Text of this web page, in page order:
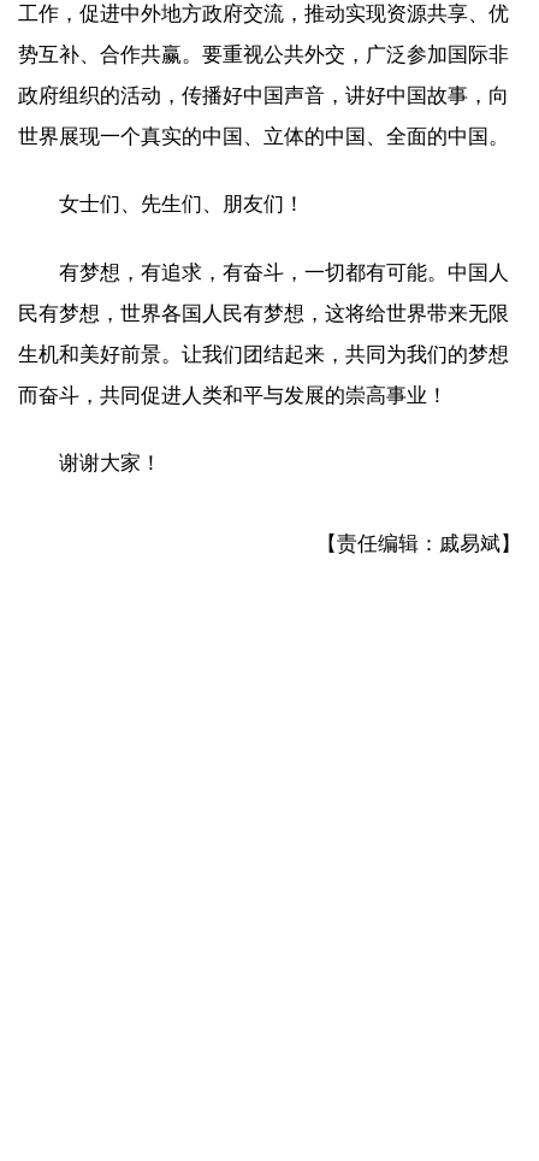
工作，促进中外地方政府交流，推动实现资源共享、优
势互补、合作共赢。要重视公共外交，广泛参加国际非
政府组织的活动，传播好中国声音，讲好中国故事，向
世界展现一个真实的中国、立体的中国、全面的中国。
女士们、先生们、朋友们！
有梦想，有追求，有奋斗，一切都有可能。中国人
民有梦想，世界各国人民有梦想，这将给世界带来无限
生机和美好前景。让我们团结起来，共同为我们的梦想
而奋斗，共同促进人类和平与发展的崇高事业！
谢谢大家！
【责任编辑：戚易斌】